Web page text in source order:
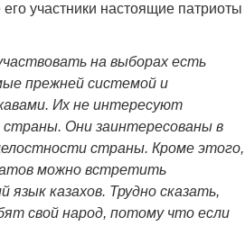
участники настоящие патриоты
на выборах есть
прежней системой и
Их не интересуют
страны. Они заинтересованы в
страны. Кроме этого,
можно встретить
язык казахов. Трудно сказать,
свой народ, потому что если